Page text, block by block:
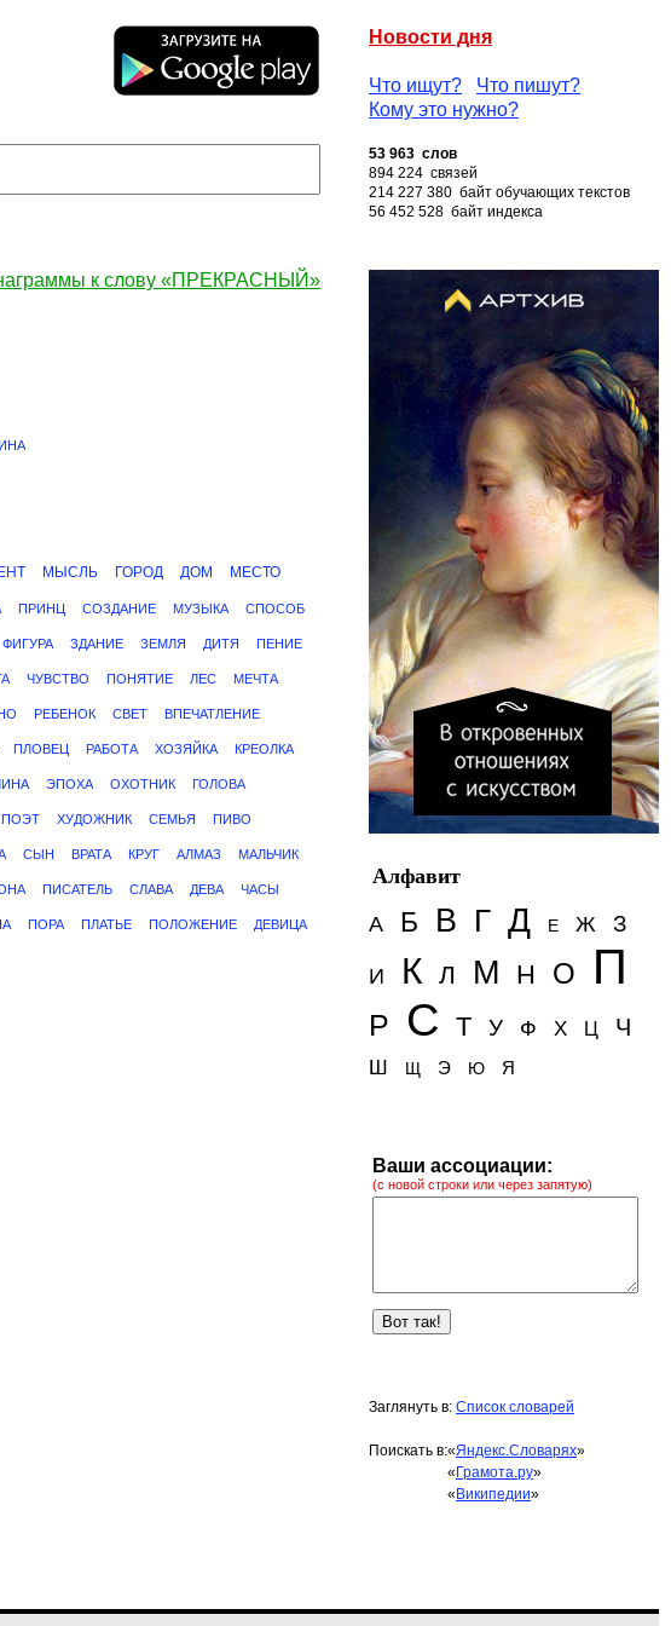
Новости дня
Что ищут?
Что пишут?
Кому это нужно?
53 963 слов
894 224 связей
214 227 380 байт обучающих текстов
56 452 528 байт индекса
к слову «ПРЕКРАСНЫЙ»
МЫСЛЬ ГОРОД ДОМ МЕСТО
ПРИНЦ СОЗДАНИЕ МУЗЫКА СПОСОБ
ФИГУРА ЗДАНИЕ ЗЕМЛЯ ДИТЯ ПЕНИЕ
ЧУВСТВО ПОНЯТИЕ ЛЕС МЕЧТА
РЕБЕНОК СВЕТ ВПЕЧАТЛЕНИЕ
ПЛОВЕЦ РАБОТА ХОЗЯЙКА КРЕОЛКА
ЭПОХА ОХОТНИК ГОЛОВА
ПОЭТ ХУДОЖНИК СЕМЬЯ ПИВО
СЫН ВРАТА КРУГ АЛМАЗ МАЛЬЧИК
ПИСАТЕЛЬ СЛАВА ДЕВА ЧАСЫ
ПОРА ПЛАТЬЕ ПОЛОЖЕНИЕ ДЕВИЦА
Алфавит
А
Б В Г Д Е Ж З
И К Л М Н О П
Р С Т У Ф Х Ц Ч
Ш Щ Э Ю Я
Ваши ассоциации:
(с новой строки или через запятую)
Заглянуть в: Список словарей
Поискать в:«Яндекс.Словарях»
« Грамота.ру»
« Википедии»